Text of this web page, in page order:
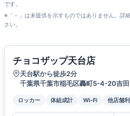
です。
※「－」は未提供を示すものではありません。詳
さい。
チョコザップ天台店
天台駅から徒歩2分
千葉県千葉市稲毛区轟町5-4-20吉田
ロッカー 体組成計 Wi-Fi 他店舗